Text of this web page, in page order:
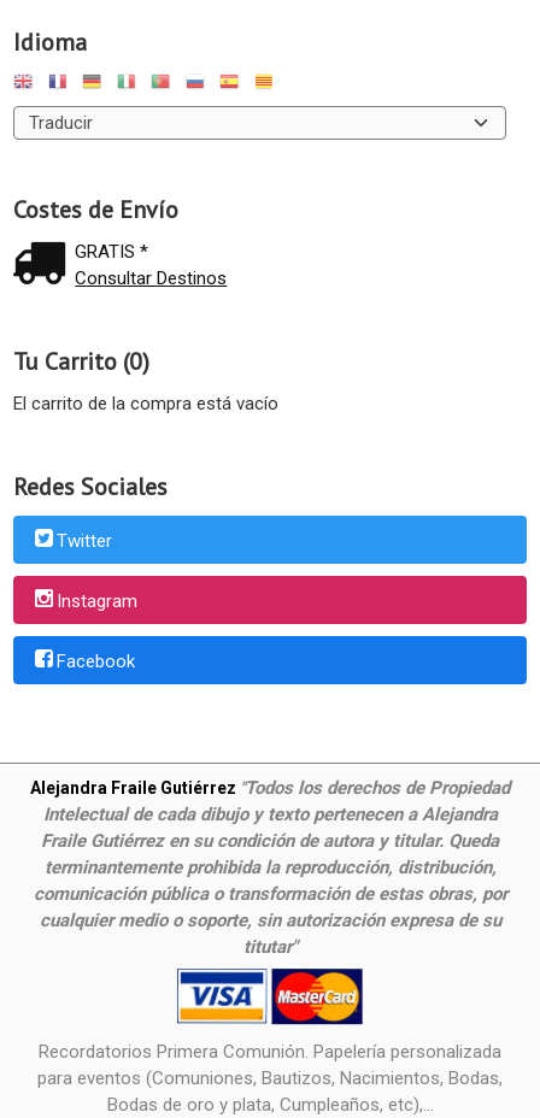
Idioma
Costes de Envío
GRATIS *
Consultar Destinos
Tu Carrito (0)
El carrito de la compra está vacío
Redes Sociales
Twitter
Instagram
Facebook
Alejandra Fraile Gutiérrez "Todos los derechos de Propiedad
Intelectual de cada dibujo y texto pertenecen a Alejandra
Fraile Gutiérrez en su condición de autora y titular. Queda
terminantemente prohibida la reproducción, distribución,
comunicación pública o transformación de estas obras, por
cualquier medio o soporte, sin autorización expresa de su
titutar"
Recordatorios Primera Comunión. Papelería personalizada
para eventos (Comuniones, Bautizos, Nacimientos, Bodas,
Bodas de oro y plata, Cumpleaños, etc),...